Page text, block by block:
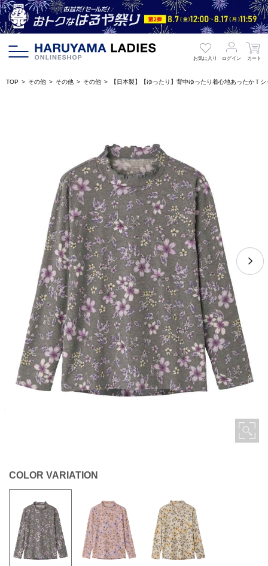
お気に入り ログイン カート
TOP その他 その他 その他 【日本製】【ゆったり】背中ゆったり着心地あったか
COLOR VARIATION